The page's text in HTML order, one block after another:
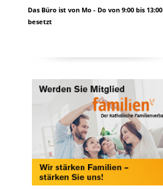
Das Büro ist von Mo - Do von 9:00 bis 13:00
besetzt